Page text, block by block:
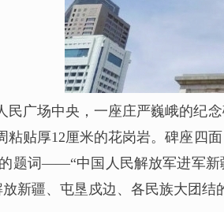
民广场中央，一座庄严巍峨的纪
粘贴厚12厘米的花岗岩。碑座四
题词——“中国人民解放军进军
新疆、屯垦戍边、各民族大团